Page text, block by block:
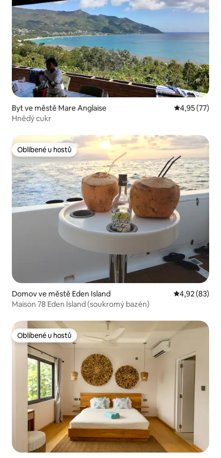
Byt ve městě Mare Anglaise Průměrné
4,95 (77)
Hnědý cukr
Oblíbené u hostů
Oblíbené u hostů
Domov ve městě Eden Island Průměrné
4,92 (83)
Maison 78 Eden Island (soukromý bazén)
Oblíbené u hostů
Oblíbené u hostů